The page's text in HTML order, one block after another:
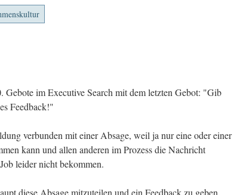
Gebote im Executive Search mit dem letzten Gebot: "Gib
Feedback!"
verbunden mit einer Absage, weil ja nur eine oder einer
kann und allen anderen im Prozess die Nachricht
leider nicht bekommen.
diese Absage mitzuteilen und ein Feedback zu geben.